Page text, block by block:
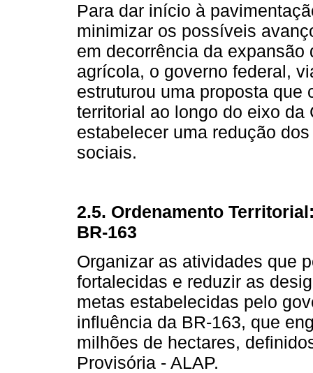
Para dar início à
minimizar os possíveis
em decorrência da
agrícola, o governo federal,
estruturou uma proposta que
territorial ao longo do eixo
estabelecer uma redução
sociais.
2.5. Ordenamento
BR-163
Organizar as atividades que
fortalecidas e reduzir as
metas estabelecidas pelo
influência da BR-163, que
milhões de hectares,
Provisória - ALAP.